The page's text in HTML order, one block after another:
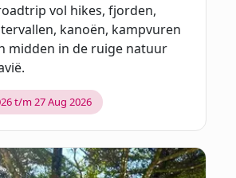
vol hikes, fjorden,
kanoën, kampvuren
midden in de ruige natuur
t/m 27 Aug 2026